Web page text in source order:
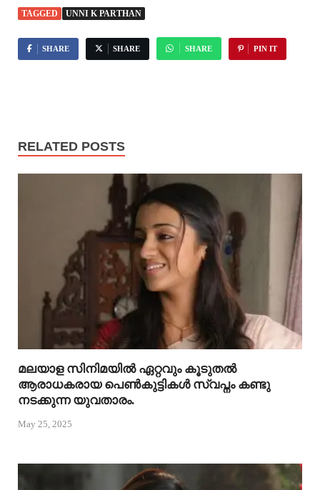
TAGGED UNNI K PARTHAN
SHARE SHARE SHARE PIN IT
RELATED POSTS
മലയാള സിനിമയിൽ ഏറ്റവും കൂടുതൽ
ആരാധകരായ പെൺകുട്ടികൾ സ്വപ്നം കണ്ടു
നടക്കുന്ന യുവതാരം.
May 25, 2025